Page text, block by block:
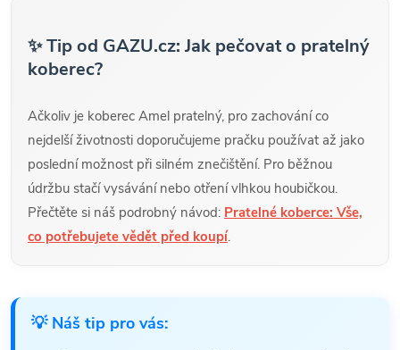
✨ Tip od GAZU.cz: Jak pečovat o pratelný
koberec?
Ačkoliv je koberec Amel pratelný, pro zachování co
nejdelší životnosti doporučujeme pračku používat až jako
poslední možnost při silném znečištění. Pro běžnou
údržbu stačí vysávání nebo otření vlhkou houbičkou.
Přečtěte si náš podrobný návod: Pratelné koberce: Vše,
co potřebujete vědět před koupí.
💡 Náš tip pro vás: